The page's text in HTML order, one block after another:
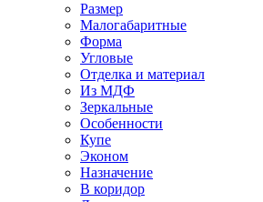
Размер
Малогабаритные
Форма
Угловые
Отделка и материал
Из МДФ
Зеркальные
Особенности
Купе
Эконом
Назначение
В коридор